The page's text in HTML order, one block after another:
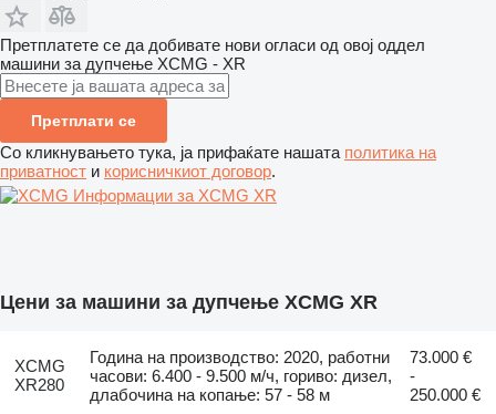
Претплатете се да добивате нови огласи од овој оддел
машини за дупчење XCMG - XR
Претплати се
Со кликнувањето тука, ја прифаќате нашата политика на
приватност и корисничкиот договор.
Информации за XCMG XR
Цени за машини за дупчење XCMG XR
XCMG
XR280
Година на производство: 2020, работни
часови: 6.400 - 9.500 м/ч, гориво: дизел,
длабочина на копање: 57 - 58 м
73.000 €
-
250.000 €